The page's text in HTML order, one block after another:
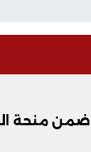
يكرم 76 خريجًا